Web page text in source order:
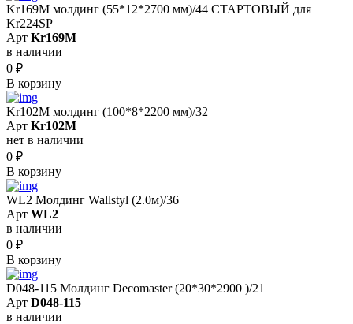
Kr169M молдинг (55*12*2700 мм)/44 СТАРТОВЫЙ для
Kr224SP
Арт Kr169M
в наличии
0 ₽
В корзину
Kr102M молдинг (100*8*2200 мм)/32
Арт Kr102M
нет в наличии
0 ₽
В корзину
WL2 Молдинг Wallstyl (2.0м)/36
Арт WL2
в наличии
0 ₽
В корзину
D048-115 Молдинг Decomaster (20*30*2900 )/21
Арт D048-115
в наличии